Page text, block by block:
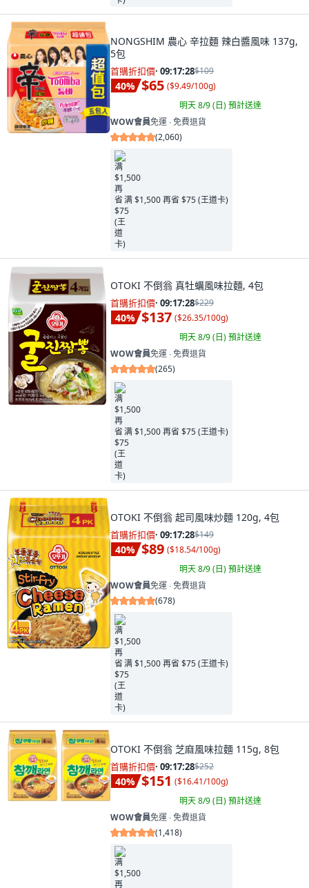
NONGSHIM 農心 辛拉麵 辣白醬風味 137g,
5包
首購折扣價· 09:17:26$109
40% $65 ($9.49/100g)
明天 8/9 (日)預計送達
WOW會員免運 ∙ 免費退貨
(2,060)
满 $1,500 再省 $75 (王道卡)
OTOKI 不倒翁 真牡蠣風味拉麵, 4包
首購折扣價· 09:17:26$229
40% $137 ($26.35/100g)
明天 8/9 (日)預計送達
WOW會員免運 ∙ 免費退貨
(265)
满 $1,500 再省 $75 (王道卡)
OTOKI 不倒翁 起司風味炒麵 120g, 4包
首購折扣價· 09:17:26$149
40% $89 ($18.54/100g)
明天 8/9 (日)預計送達
WOW會員免運 ∙ 免費退貨
(678)
满 $1,500 再省 $75 (王道卡)
OTOKI 不倒翁 芝麻風味拉麵 115g, 8包
首購折扣價· 09:17:26$252
40% $151 ($16.41/100g)
明天 8/9 (日)預計送達
WOW會員免運 ∙ 免費退貨
(1,418)